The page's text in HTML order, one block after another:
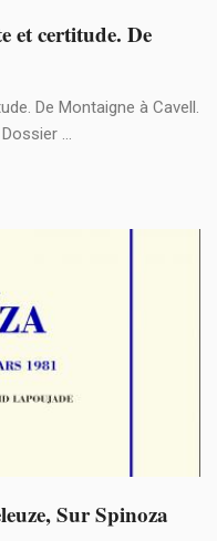
et certitude. De
De Montaigne à Cavell.
...
Sur Spinoza